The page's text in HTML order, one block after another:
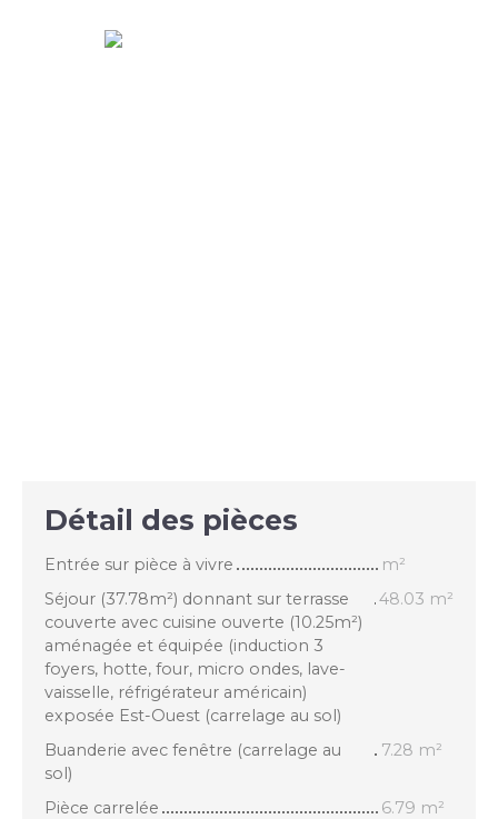
Détail des pièces
Entrée sur pièce à vivre
m²
Séjour (37.78m²) donnant sur terrasse
couverte avec cuisine ouverte (10.25m²)
aménagée et équipée (induction 3
foyers, hotte, four, micro ondes, lave-
vaisselle, réfrigérateur américain)
exposée Est-Ouest (carrelage au sol)
48.03 m²
Buanderie avec fenêtre (carrelage au
sol)
7.28 m²
Pièce carrelée
6.79 m²